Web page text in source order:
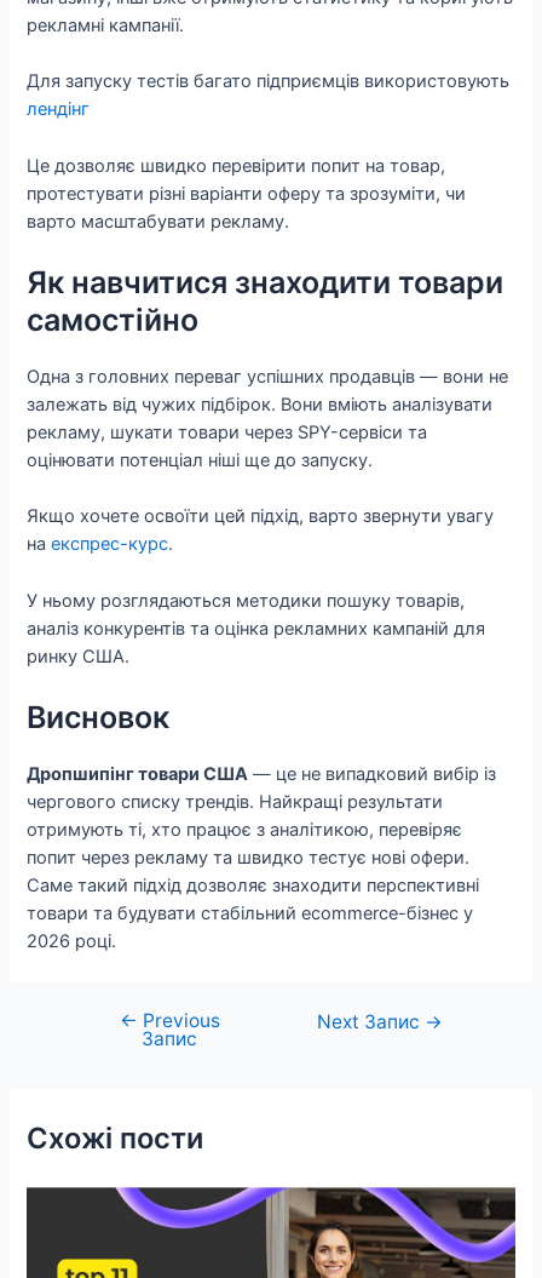
рекламні кампанії.
Для запуску тестів багато підприємців використовують
лендінг
Це дозволяє швидко перевірити попит на товар,
протестувати різні варіанти оферу та зрозуміти, чи
варто масштабувати рекламу.
Як навчитися знаходити товари
самостійно
Одна з головних переваг успішних продавців — вони не
залежать від чужих підбірок. Вони вміють аналізувати
рекламу, шукати товари через SPY-сервіси та
оцінювати потенціал ніші ще до запуску.
Якщо хочете освоїти цей підхід, варто звернути увагу
наекспрес-курс.
У ньому розглядаються методики пошуку товарів,
аналіз конкурентів та оцінка рекламних кампаній для
ринку США.
Висновок
Дропшипінг товари США — це не випадковий вибір із
чергового списку трендів. Найкращі результати
отримують ті, хто працює з аналітикою, перевіряє
попит через рекламу та швидко тестує нові офери.
Саме такий підхід дозволяє знаходити перспективні
товари та будувати стабільний ecommerce-бізнес у
2026 році.
Навігація
← Previous
Запис
Next Запис →
Схожі пости